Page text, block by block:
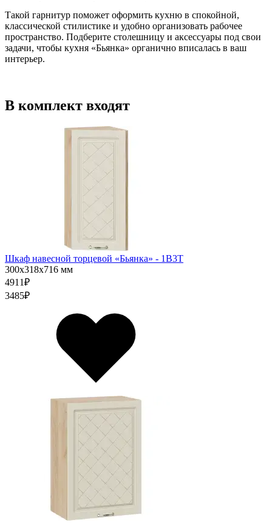
Такой гарнитур поможет оформить кухню в спокойной,
классической стилистике и удобно организовать рабочее
пространство. Подберите столешницу и аксессуары под свои
задачи, чтобы кухня «Бьянка» органично вписалась в ваш
интерьер.
В комплект входят
Шкаф навесной торцевой «Бьянка» - 1В3Т
300х318х716 мм
4911₽
3485₽